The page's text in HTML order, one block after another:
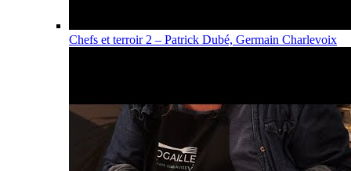
Chefs et terroir 2 – Patrick Dubé, Germain Charlevoix